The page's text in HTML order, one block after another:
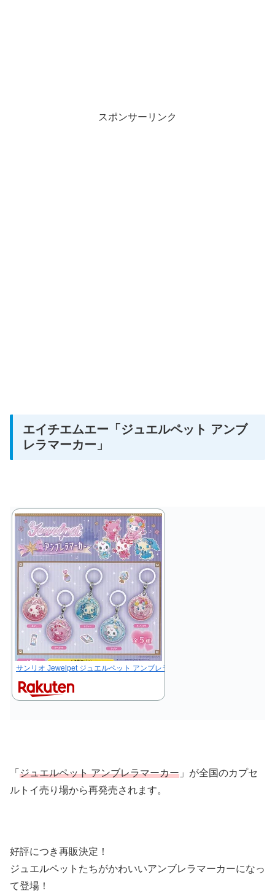
スポンサーリンク
エイチエムエー 「ジュエルペット アンブ
レラマーカー」
サンリオ Jewelpet ジュエルペット アンブレラ マーカー 全5種+ディスプレ
「 ジュエルペット アンブレラマーカー 」が全国のカプセ
ルトイ売り場から再発売されます。
好評につき再販決定！
ジュエルペットたちがかわいいアンブレラマーカーになっ
て登場！